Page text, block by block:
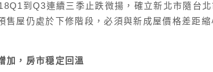
到Q3連續三季止跌微揚，確立新北市隨台北
售屋仍處於下修階段，必須與新成屋價格差距縮
加，房市穏定回溫